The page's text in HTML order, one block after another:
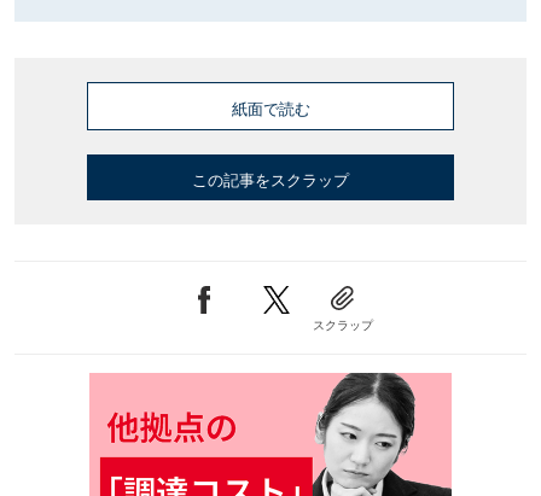
紙面で読む
この記事をスクラップ
スクラップ